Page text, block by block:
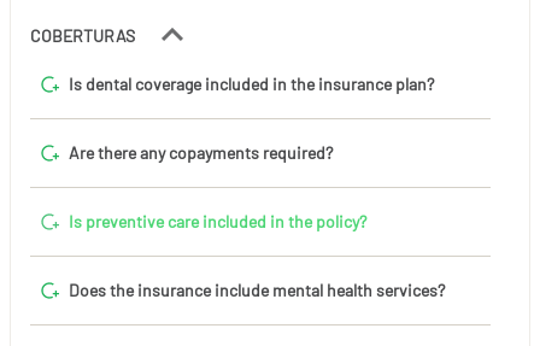
COBERTURAS
Is dental coverage included in the insurance plan?
Are there any copayments required?
Is preventive care included in the policy?
Does the insurance include mental health services?